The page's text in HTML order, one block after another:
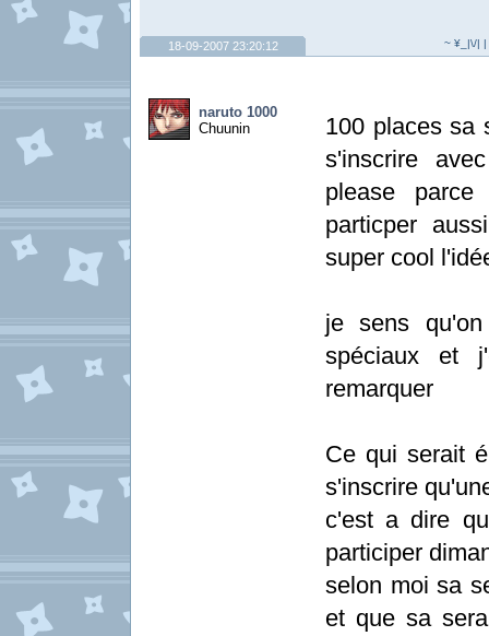
~ ¥_|\/| |
18-09-2007 23:20:12
naruto 1000
Chuunin
100 places sa
s'inscrire
please
particper
super cool
je sens
spéciaux et
remarquer
Ce qui serait
s'inscrire
c'est a dire
participer
selon moi sa
et que sa